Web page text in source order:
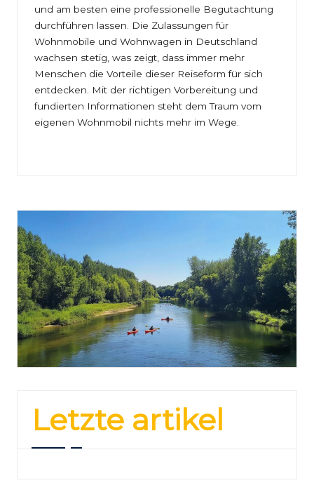
und am besten eine professionelle Begutachtung
durchführen lassen. Die Zulassungen für
Wohnmobile und Wohnwagen in Deutschland
wachsen stetig, was zeigt, dass immer mehr
Menschen die Vorteile dieser Reiseform für sich
entdecken. Mit der richtigen Vorbereitung und
fundierten Informationen steht dem Traum vom
eigenen Wohnmobil nichts mehr im Wege.
Letzte artikel